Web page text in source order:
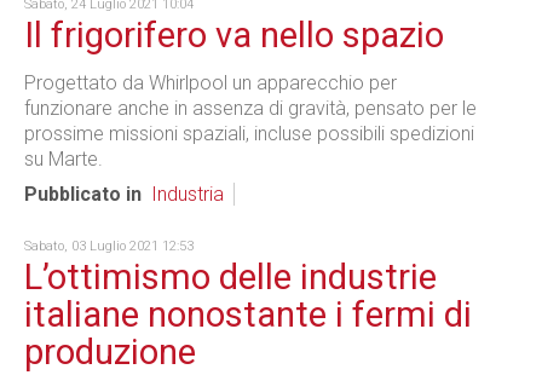
Sabato, 24 Luglio 2021 10:04
Il frigorifero va nello spazio
Progettato da Whirlpool un apparecchio per
funzionare anche in assenza di gravità, pensato per le
prossime missioni spaziali, incluse possibili spedizioni
su Marte.
Pubblicato in
Industria
Sabato, 03 Luglio 2021 12:53
L’ottimismo delle industrie
italiane nonostante i fermi di
produzione